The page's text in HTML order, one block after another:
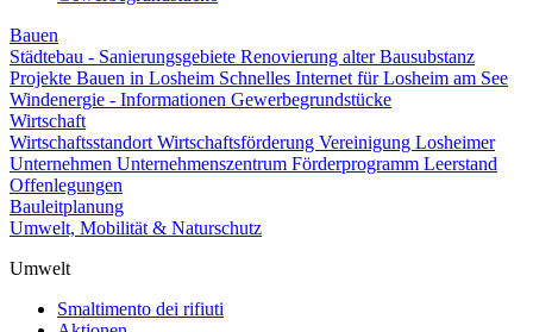
Bauen
Städtebau - Sanierungsgebiete Renovierung alter Bausubstanz
Projekte Bauen in Losheim Schnelles Internet für Losheim am See
Windenergie - Informationen Gewerbegrundstücke
Wirtschaft
Wirtschaftsstandort Wirtschaftsförderung Vereinigung Losheimer
Unternehmen Unternehmenszentrum Förderprogramm Leerstand
Offenlegungen
Bauleitplanung
Umwelt, Mobilität & Naturschutz
Umwelt
Smaltimento dei rifiuti